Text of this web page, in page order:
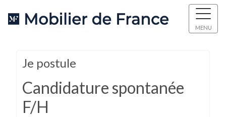
MENU
Je postule
Candidature spontanée
F/H